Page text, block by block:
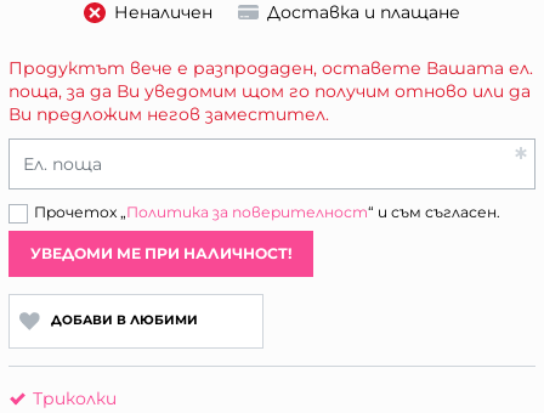
Неналичен Доставка и плащане
Продуктът вече е разпродаден, оставете Вашата ел.
поща, за да Ви уведомим щом го получим отново или да
Ви предложим негов заместител.
Ел. поща
Прочетох „Политика за поверителност“ и съм съгласен.
УВЕДОМИ МЕ ПРИ НАЛИЧНОСТ!
ДОБАВИ В ЛЮБИМИ
Триколки